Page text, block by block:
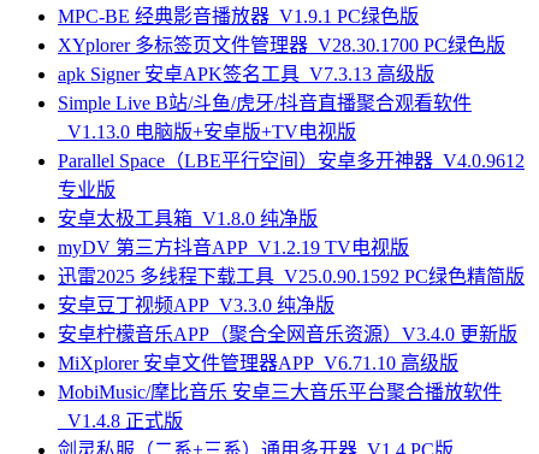
MPC-BE 经典影音播放器_V1.9.1 PC绿色版
XYplorer 多标签页文件管理器_V28.30.1700 PC绿色版
apk Signer 安卓APK签名工具_V7.3.13 高级版
Simple Live B站/斗鱼/虎牙/抖音直播聚合观看软件
_V1.13.0 电脑版+安卓版+TV电视版
Parallel Space（LBE平行空间）安卓多开神器_V4.0.9612
专业版
安卓太极工具箱_V1.8.0 纯净版
myDV 第三方抖音APP_V1.2.19 TV电视版
迅雷2025 多线程下载工具_V25.0.90.1592 PC绿色精简版
安卓豆丁视频APP_V3.3.0 纯净版
安卓柠檬音乐APP（聚合全网音乐资源）V3.4.0 更新版
MiXplorer 安卓文件管理器APP_V6.71.10 高级版
MobiMusic/摩比音乐 安卓三大音乐平台聚合播放软件
_V1.4.8 正式版
剑灵私服（二系+三系）通用多开器_V1.4 PC版